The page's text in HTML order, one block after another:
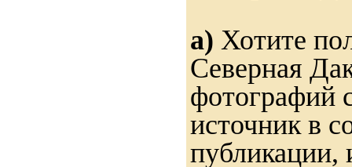
а) Хотите
Северная
фотографий
источник в
публикации,